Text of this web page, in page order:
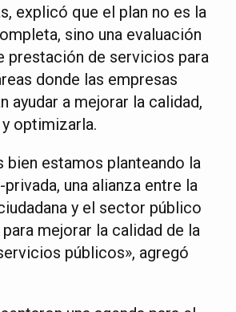
explicó que el plan no es la
sino una evaluación
prestación de servicios para
donde las empresas
ayudar a mejorar la calidad,
optimizarla.
bien estamos planteando la
una alianza entre la
y el sector público
mejorar la calidad de la
públicos», agregó